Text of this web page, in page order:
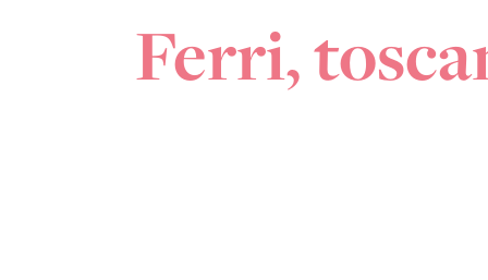
Ferri,